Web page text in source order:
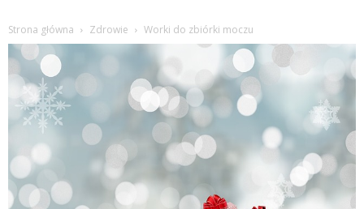
Strona główna Zdrowie Worki do zbiórki moczu